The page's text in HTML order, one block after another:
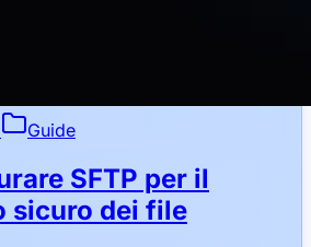
Guide
SFTP per il
sicuro dei file